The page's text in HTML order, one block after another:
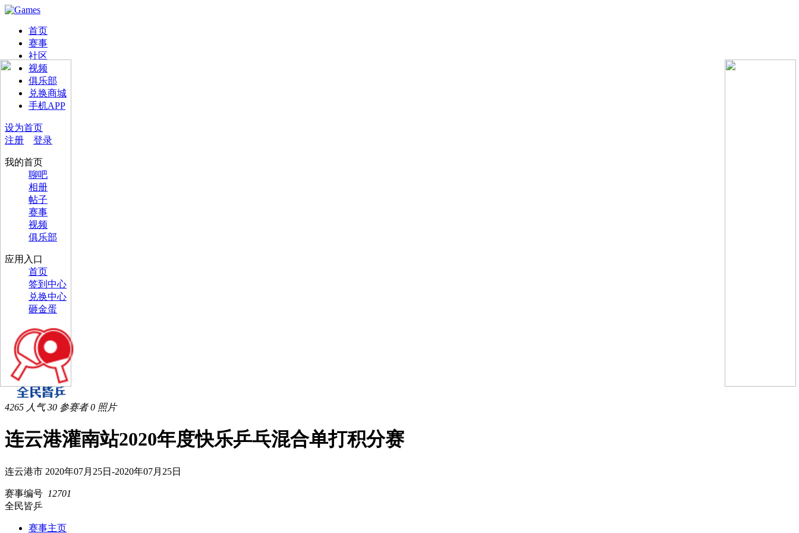
首页
赛事
社区
视频
俱乐部
兑换商城
手机APP
设为首页
注册
登录
我的首页
聊吧
相册
帖子
赛事
视频
俱乐部
应用入口
首页
签到中心
兑换中心
砸金蛋
4265 人气 30 参赛者 0 照片
连云港灌南站2020年度快乐乒乓混合单打积分赛
连云港市 2020年07月25日-2020年07月25日
赛事编号 12701
全民皆乒
赛事主页